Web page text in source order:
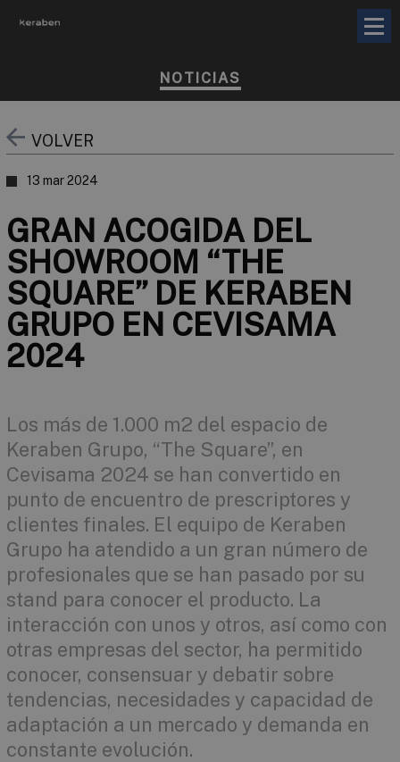
NOTICIAS
VOLVER
13 mar 2024
GRAN ACOGIDA DEL
SHOWROOM “THE
SQUARE” DE KERABEN
GRUPO EN CEVISAMA
2024
Los más de 1.000 m2 del espacio de
Keraben Grupo, “The Square”, en
Cevisama 2024 se han convertido en
punto de encuentro de prescriptores y
clientes finales. El equipo de Keraben
Grupo ha atendido a un gran número de
profesionales que se han pasado por su
stand para conocer el producto. La
interacción con unos y otros, así como con
otras empresas del sector, ha permitido
conocer, consensuar y debatir sobre
tendencias, necesidades y capacidad de
adaptación a un mercado y demanda en
constante evolución.